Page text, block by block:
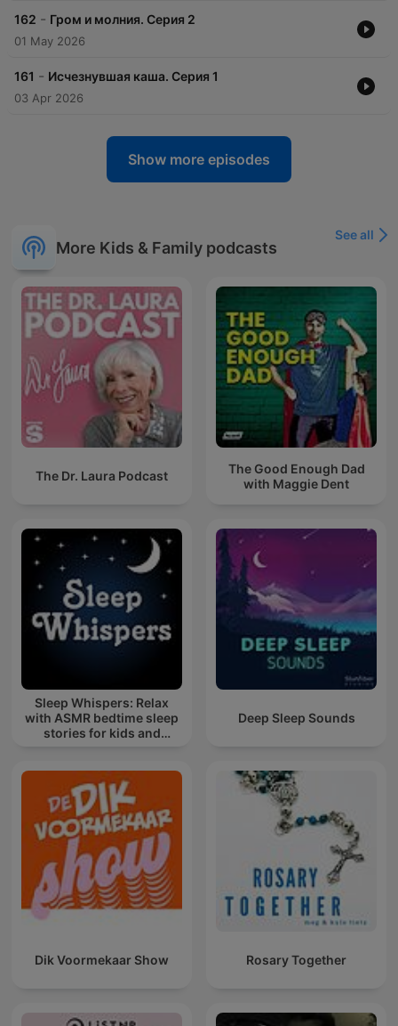
162 - Гром и молния. Серия 2
01 May 2026
161 - Исчезнувшая каша. Серия 1
03 Apr 2026
Show more episodes
More Kids & Family podcasts
See all
The Dr. Laura Podcast
The Good Enough Dad
with Maggie Dent
Sleep Whispers: Relax
with ASMR bedtime sleep
stories for kids and
Deep Sleep Sounds
Dik Voormekaar Show Rosary Together